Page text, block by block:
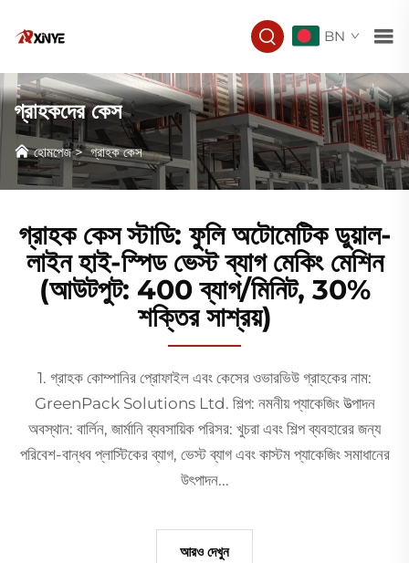
BN
গ্রাহকদের কেস
হোমপেজ>গ্রাহক কেস
গ্রাহক কেস স্টাডি: ফুলি অটোমেটিক ডুয়াল-
লাইন হাই-স্পিড ভেস্ট ব্যাগ মেকিং মেশিন
(আউটপুট: 400 ব্যাগ/মিনিট, 30%
শক্তির সাশ্রয়)
1. গ্রাহক কোম্পানির প্রোফাইল এবং কেসের ওভারভিউ গ্রাহকের নাম:
GreenPack Solutions Ltd. শিল্প: নমনীয় প্যাকেজিং উত্পাদন
অবস্থান: বার্লিন, জার্মানি ব্যবসায়িক পরিসর: খুচরা এবং শিল্প ব্যবহারের জন্য
পরিবেশ-বান্ধব প্লাস্টিকের ব্যাগ, ভেস্ট ব্যাগ এবং কাস্টম প্যাকেজিং সমাধানের
উৎপাদন...
আরও দেখুন